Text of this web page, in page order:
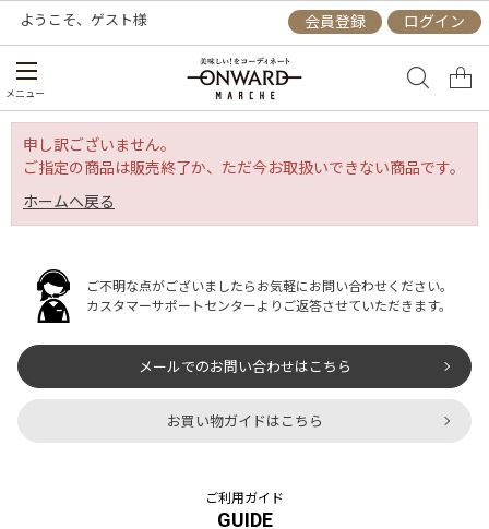
ようこそ、 ゲスト様 会員登録 ログイン
メニュー
申し訳ございません。
ご指定の商品は販売終了か、ただ今お取扱いできない商品です。
ホームへ戻る
ご不明な点がございましたらお気軽にお問い合わせください。
カスタマーサポートセンターよりご返答させていただきます。
メールでのお問い合わせはこちら
お買い物ガイドはこちら
ご利用ガイド
GUIDE